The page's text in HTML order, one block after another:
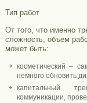
Тип работ
От того, что именно
сложность, объем
может быть:
косметический –
немного обновить
капитальный
коммуникации,